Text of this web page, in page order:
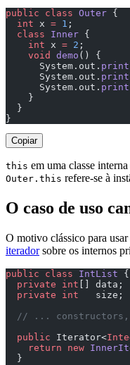
public class Outer {
  int
x = 1 ;
  class
Inner {
    int
x = 2 ;
    void
demo () {
      System.out.
      System.out.
      System.out.
    }
  }
}
Copiar
this em uma classe
Outer.this refere-se à
O caso de uso
O motivo clássico para
iteradorsobre os internos
public class IntList {
  private
int [] data;
  private
int
   size;
// ...
  public
Iterator<
    return
new
  }